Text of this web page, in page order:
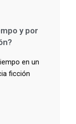
y por
en un
ficción